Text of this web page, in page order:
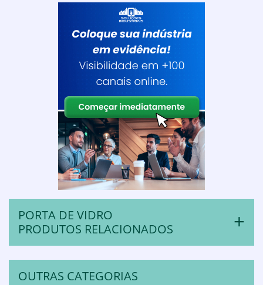
PORTA DE VIDRO
PRODUTOS RELACIONADOS
OUTRAS CATEGORIAS